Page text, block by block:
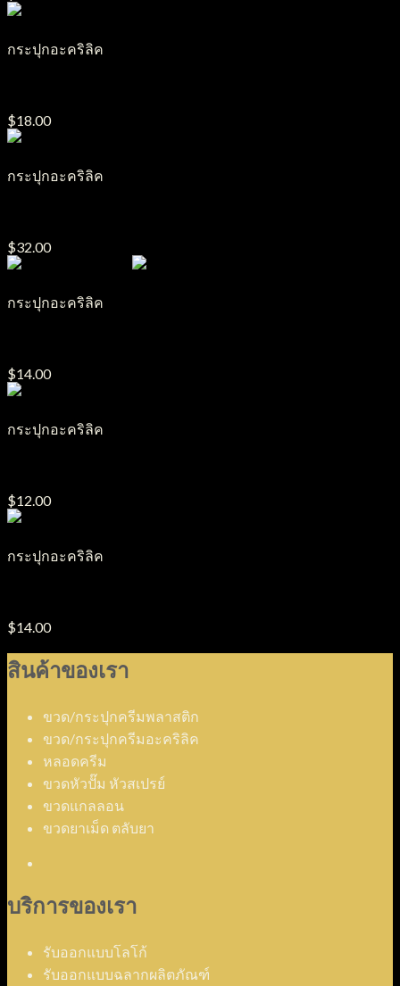
กระปุกอะคริลิค
$18.00
กระปุกอะคริลิค
$32.00
กระปุกอะคริลิค
$14.00
กระปุกอะคริลิค
$12.00
กระปุกอะคริลิค
$14.00
สินค้าของเรา
ขวด/กระปุกครีมพลาสติก
ขวด/กระปุกครีมอะคริลิค
หลอดครีม
ขวดหัวปั๊ม หัวสเปรย์
ขวดแกลลอน
ขวดยาเม็ด ตลับยา
บริการของเรา
รับออกแบบโลโก้
รับออกแบบฉลากผลิตภัณฑ์